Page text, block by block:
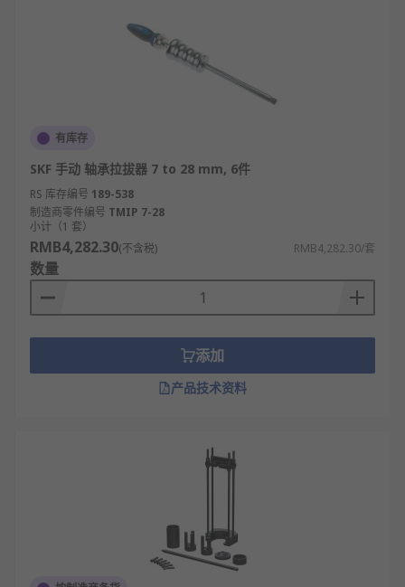
有库存
SKF 手动 轴承拉拔器 7 to 28 mm, 6件
RS 库存编号 189-538
制造商零件编号 TMIP 7-28
小计（1 套）
RMB4,282.30(不含税) RMB4,282.30/套
数量
添加
产品技术资料